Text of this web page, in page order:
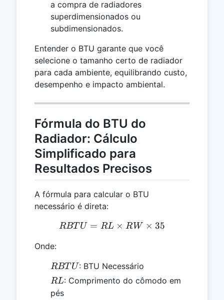
a compra de radiadores
superdimensionados ou
subdimensionados.
Entender o BTU garante que você
selecione o tamanho certo de radiador
para cada ambiente, equilibrando custo,
desempenho e impacto ambiental.
Fórmula do BTU do
Radiador: Cálculo
Simplificado para
Resultados Precisos
A fórmula para calcular o BTU
necessário é direta:
RBTU = RL \times RW
RBTU = RL × RW × 35
Onde:
RBTU
RBT U: BTU Necessário
RL
RL: Comprimento do cômodo em
pés